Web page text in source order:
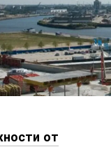
от